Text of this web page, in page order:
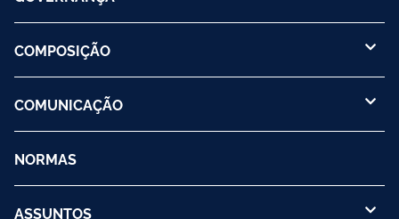
COMPOSIÇÃO
COMUNICAÇÃO
NORMAS
ASSUNTOS